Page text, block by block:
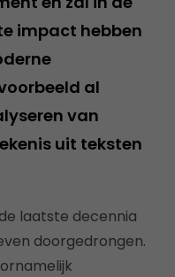
impact hebben
al
van
uit teksten
laatste decennia
doorgedrongen.